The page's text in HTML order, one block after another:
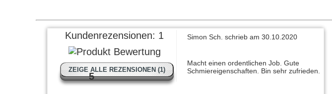
Kundenrezensionen: 1
5
ZEIGE ALLE REZENSIONEN (1)
Simon Sch. schrieb am 30.10.2020
Macht einen ordentlichen Job. Gute
Schmiereigenschaften. Bin sehr zufrieden.